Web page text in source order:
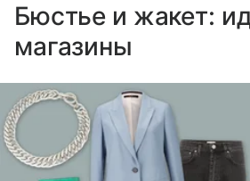
Бюстье и жакет:
магазины